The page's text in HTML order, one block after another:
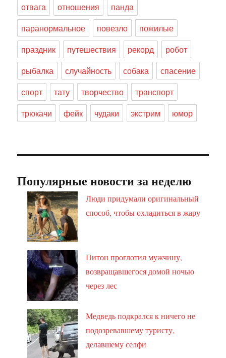
отвага
отношения
панда
паранормальное
повезло
пожилые
праздник
путешествия рекорд
робот
рыбалка
случайность собака
спасение
спорт
тату творчество
транспорт
трюкачи
фейк чудаки экстрим юмор
Популярные новости за неделю
Люди придумали оригинальный
способ, чтобы охладиться в жару
Питон проглотил мужчину,
возвращавшегося домой ночью
через лес
Медведь подкрался к ничего не
подозревавшему туристу,
делавшему селфи